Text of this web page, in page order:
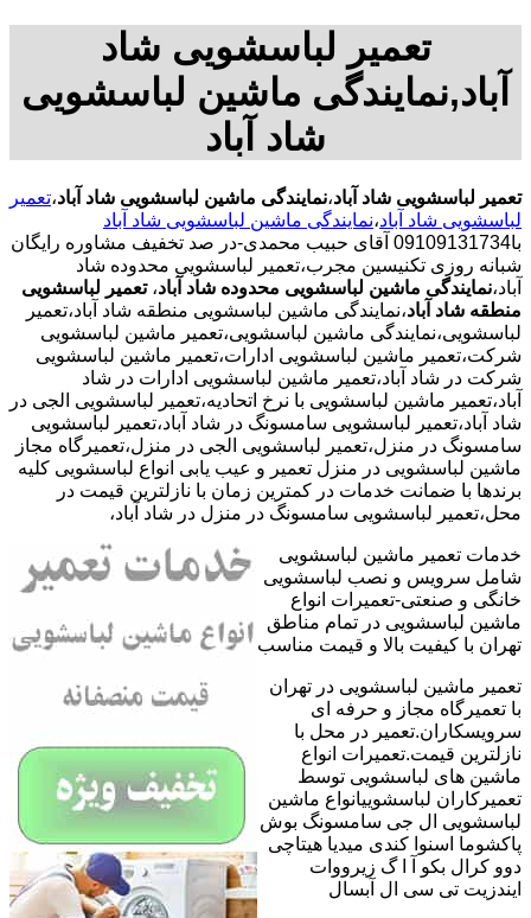
تعمیر لباسشویی شاد
آباد,نمایندگی ماشین لباسشویی
شاد آباد
تعمیر لباسشویی شاد آباد،نمایندگی ماشین لباسشویی شاد آباد،تعمیر
لباسشویی شاد آباد،نمایندگی ماشین لباسشویی شاد آباد
با09109131734 آقای حبیب محمدی-در صد تخفیف مشاوره رایگان
شبانه روزی تکنیسین مجرب،تعمیر لباسشویی محدوده شاد
آباد،نمایندگی ماشین لباسشویی محدوده شاد آباد، تعمیر لباسشویی
منطقه شاد آباد،نمایندگی ماشین لباسشویی منطقه شاد آباد،تعمیر
لباسشویی،نمایندگی ماشین لباسشویی،تعمیر ماشین لباسشویی
شرکت،تعمیر ماشین لباسشویی ادارات،تعمیر ماشین لباسشویی
شرکت در شاد آباد،تعمیر ماشین لباسشویی ادارات در شاد
آباد،تعمیر ماشین لباسشویی با نرخ اتحادیه،تعمیر لباسشویی الجی در
شاد آباد،تعمیر لباسشویی سامسونگ در شاد آباد،تعمیر لباسشویی
سامسونگ در منزل،تعمیر لباسشویی الجی در منزل،تعمیرگاه مجاز
ماشین لباسشویی در منزل تعمیر و عیب یابی انواع لباسشویی کلیه
برندها با ضمانت خدمات در کمترین زمان با نازلترین قیمت در
محل،تعمیر لباسشویی سامسونگ در منزل در شاد آباد،
خدمات تعمیر ماشین لباسشویی
شامل سرویس و نصب لباسشویی
خانگی و صنعتی-تعمیرات انواع
ماشین لباسشویی در تمام مناطق
تهران با کیفیت بالا و قیمت مناسب
تعمیر ماشین لباسشویی در تهران
با تعمیرگاه مجاز و حرفه ای
سرویسکاران.تعمیر در محل با
نازلترین قیمت.تعمیرات انواع
ماشین های لباسشویی توسط
تعمیرکاران لباسشوییانواع ماشین
لباسشویی ال جی سامسونگ بوش
پاکشوما اسنوا کندی میدیا هیتاچی
دوو کرال بکو آ ا گ زیرووات
ایندزیت تی سی ال آبسال